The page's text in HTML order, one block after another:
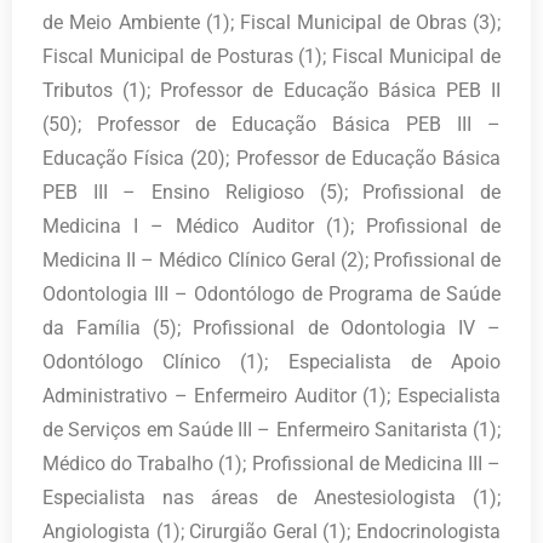
de Meio Ambiente (1); Fiscal Municipal de Obras (3);
Fiscal Municipal de Posturas (1); Fiscal Municipal de
Tributos (1); Professor de Educação Básica PEB II
(50); Professor de Educação Básica PEB III –
Educação Física (20); Professor de Educação Básica
PEB III – Ensino Religioso (5); Profissional de
Medicina I – Médico Auditor (1); Profissional de
Medicina II – Médico Clínico Geral (2); Profissional de
Odontologia III – Odontólogo de Programa de Saúde
da Família (5); Profissional de Odontologia IV –
Odontólogo Clínico (1); Especialista de Apoio
Administrativo – Enfermeiro Auditor (1); Especialista
de Serviços em Saúde III – Enfermeiro Sanitarista (1);
Médico do Trabalho (1); Profissional de Medicina III –
Especialista nas áreas de Anestesiologista (1);
Angiologista (1); Cirurgião Geral (1); Endocrinologista